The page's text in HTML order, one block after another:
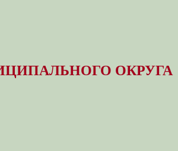
ОКРУГА